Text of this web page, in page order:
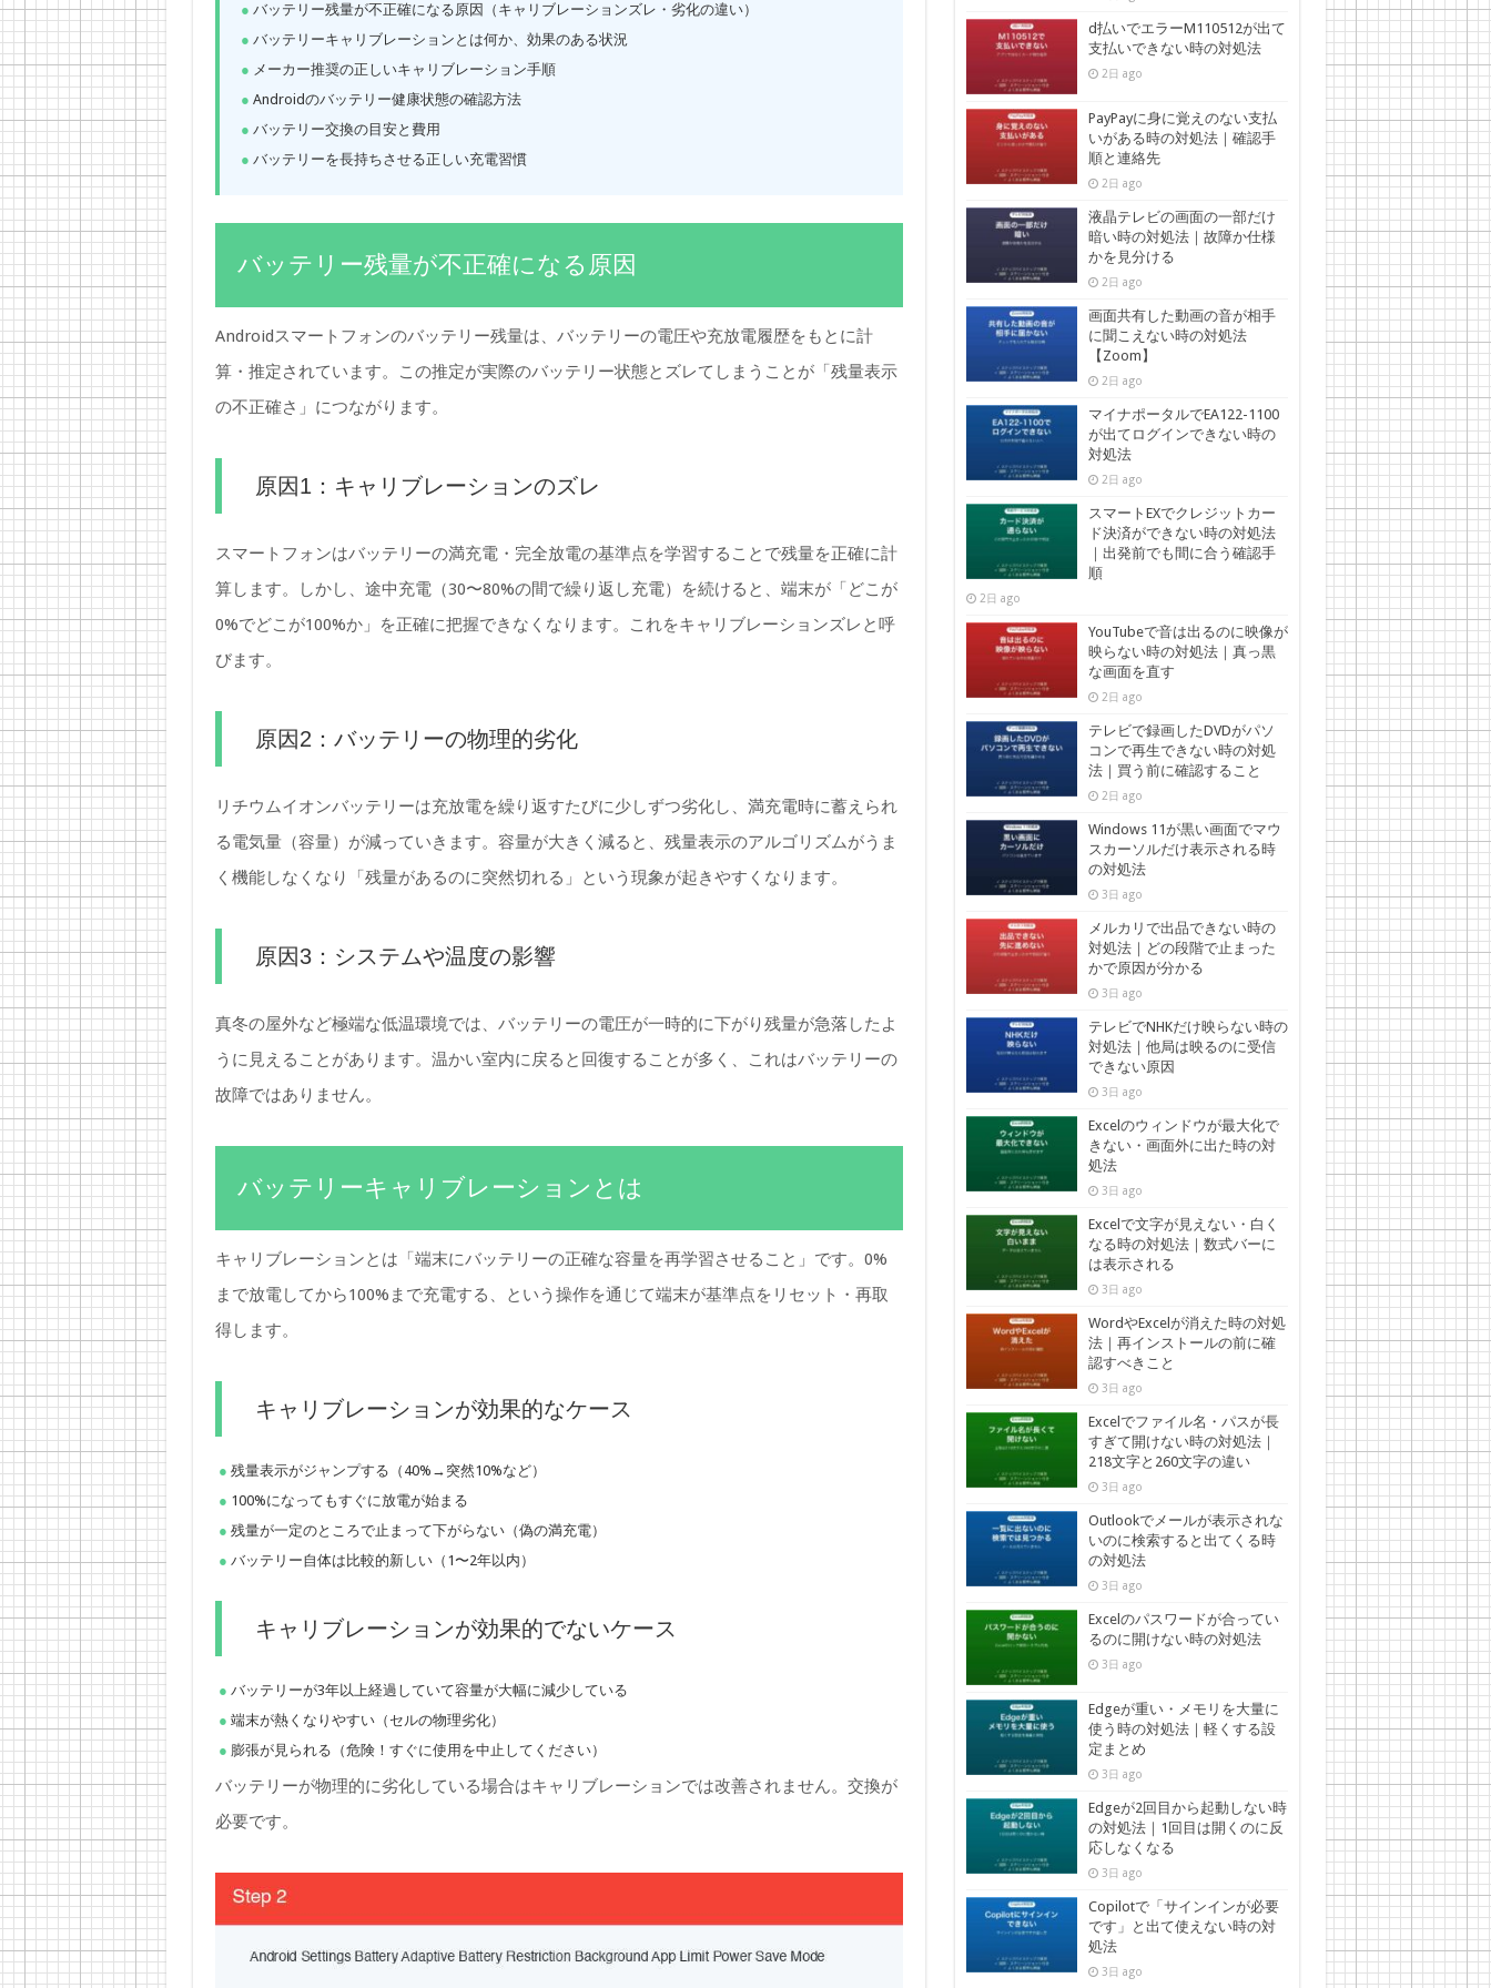
バッテリー残量が不正確になる原因（キャリブレーションズレ・劣化の違い）
バッテリーキャリブレーションとは何か、効果のある状況
メーカー推奨の正しいキャリブレーション手順
Androidのバッテリー健康状態の確認方法
バッテリー交換の目安と費用
バッテリーを長持ちさせる正しい充電習慣
バッテリー残量が不正確になる原因
Androidスマートフォンのバッテリー残量は、バッテリーの電圧や充放電履歴をもとに計
算・推定されています。この推定が実際のバッテリー状態とズレてしまうことが「残量表示
の不正確さ」につながります。
原因1：キャリブレーションのズレ
スマートフォンはバッテリーの満充電・完全放電の基準点を学習することで残量を正確に計
算します。しかし、途中充電（30〜80%の間で繰り返し充電）を続けると、端末が「どこが
0%でどこが100%か」を正確に把握できなくなります。これをキャリブレーションズレと呼
びます。
原因2：バッテリーの物理的劣化
リチウムイオンバッテリーは充放電を繰り返すたびに少しずつ劣化し、満充電時に蓄えられ
る電気量（容量）が減っていきます。容量が大きく減ると、残量表示のアルゴリズムがうま
く機能しなくなり「残量があるのに突然切れる」という現象が起きやすくなります。
原因3：システムや温度の影響
真冬の屋外など極端な低温環境では、バッテリーの電圧が一時的に下がり残量が急落したよ
うに見えることがあります。温かい室内に戻ると回復することが多く、これはバッテリーの
故障ではありません。
バッテリーキャリブレーションとは
キャリブレーションとは「端末にバッテリーの正確な容量を再学習させること」です。0%
まで放電してから100%まで充電する、という操作を通じて端末が基準点をリセット・再取
得します。
キャリブレーションが効果的なケース
残量表示がジャンプする（40%→突然10%など）
100%になってもすぐに放電が始まる
残量が一定のところで止まって下がらない（偽の満充電）
バッテリー自体は比較的新しい（1〜2年以内）
キャリブレーションが効果的でないケース
バッテリーが3年以上経過していて容量が大幅に減少している
端末が熱くなりやすい（セルの物理劣化）
膨張が見られる（危険！すぐに使用を中止してください）
バッテリーが物理的に劣化している場合はキャリブレーションでは改善されません。交換が
必要です。
d払いでエラーM110512が出て
支払いできない時の対処法
2日 ago
PayPayに身に覚えのない支払
いがある時の対処法｜確認手
順と連絡先
2日 ago
液晶テレビの画面の一部だけ
暗い時の対処法｜故障か仕様
かを見分ける
2日 ago
画面共有した動画の音が相手
に聞こえない時の対処法
【Zoom】
2日 ago
マイナポータルでEA122-1100
が出てログインできない時の
対処法
2日 ago
スマートEXでクレジットカー
ド決済ができない時の対処法
｜出発前でも間に合う確認手
順
2日 ago
YouTubeで音は出るのに映像が
映らない時の対処法｜真っ黒
な画面を直す
2日 ago
テレビで録画したDVDがパソ
コンで再生できない時の対処
法｜買う前に確認すること
2日 ago
Windows 11が黒い画面でマウ
スカーソルだけ表示される時
の対処法
3日 ago
メルカリで出品できない時の
対処法｜どの段階で止まった
かで原因が分かる
3日 ago
テレビでNHKだけ映らない時の
対処法｜他局は映るのに受信
できない原因
3日 ago
Excelのウィンドウが最大化で
きない・画面外に出た時の対
処法
3日 ago
Excelで文字が見えない・白く
なる時の対処法｜数式バーに
は表示される
3日 ago
WordやExcelが消えた時の対処
法｜再インストールの前に確
認すべきこと
3日 ago
Excelでファイル名・パスが長
すぎて開けない時の対処法｜
218文字と260文字の違い
3日 ago
Outlookでメールが表示されな
いのに検索すると出てくる時
の対処法
3日 ago
Excelのパスワードが合ってい
るのに開けない時の対処法
3日 ago
Edgeが重い・メモリを大量に
使う時の対処法｜軽くする設
定まとめ
3日 ago
Edgeが2回目から起動しない時
の対処法｜1回目は開くのに反
応しなくなる
3日 ago
Copilotで「サインインが必要
です」と出て使えない時の対
処法
3日 ago